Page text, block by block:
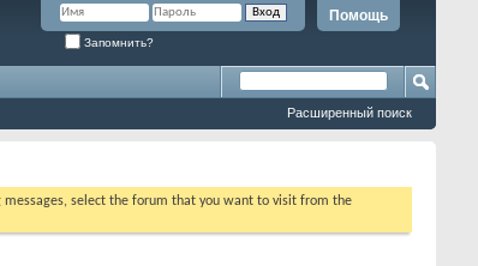
Помощь
Запомнить?
Расширенный поиск
messages, select the forum that you want to visit from the